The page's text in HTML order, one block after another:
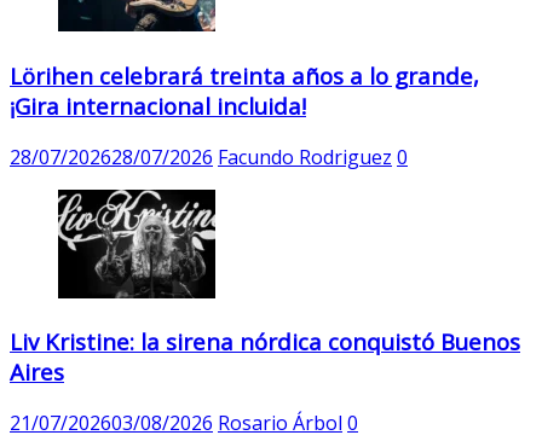
Lörihen celebrará treinta años a lo grande,
¡Gira internacional incluida!
28/07/202628/07/2026 Facundo Rodriguez 0
Liv Kristine: la sirena nórdica conquistó Buenos
Aires
21/07/202603/08/2026 Rosario Árbol 0